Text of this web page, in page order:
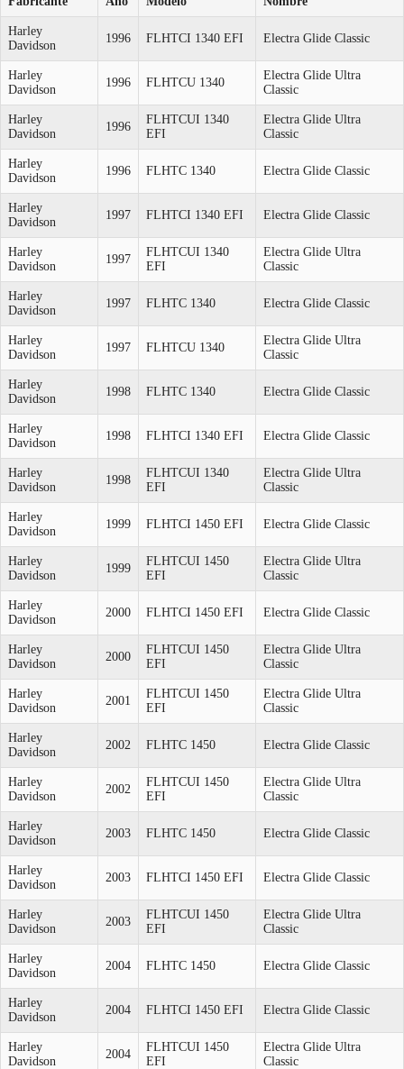
Harley
Davidson
1996 FLHTCI 1340 EFI Electra Glide Classic
Harley
Davidson
1996 FLHTCU 1340
Electra Glide Ultra
Classic
Harley
Davidson
1996
FLHTCUI 1340
EFI
Electra Glide Ultra
Classic
Harley
Davidson
1996 FLHTC 1340 Electra Glide Classic
Harley
Davidson
1997 FLHTCI 1340 EFI Electra Glide Classic
Harley
Davidson
1997
FLHTCUI 1340
EFI
Electra Glide Ultra
Classic
Harley
Davidson
1997 FLHTC 1340 Electra Glide Classic
Harley
Davidson
1997 FLHTCU 1340
Electra Glide Ultra
Classic
Harley
Davidson
1998 FLHTC 1340 Electra Glide Classic
Harley
Davidson
1998 FLHTCI 1340 EFI Electra Glide Classic
Harley
Davidson
1998
FLHTCUI 1340
EFI
Electra Glide Ultra
Classic
Harley
Davidson
1999 FLHTCI 1450 EFI Electra Glide Classic
Harley
Davidson
1999
FLHTCUI 1450
EFI
Electra Glide Ultra
Classic
Harley
Davidson
2000 FLHTCI 1450 EFI Electra Glide Classic
Harley
Davidson
2000
FLHTCUI 1450
EFI
Electra Glide Ultra
Classic
Harley
Davidson
2001
FLHTCUI 1450
EFI
Electra Glide Ultra
Classic
Harley
Davidson
2002 FLHTC 1450 Electra Glide Classic
Harley
Davidson
2002
FLHTCUI 1450
EFI
Electra Glide Ultra
Classic
Harley
Davidson
2003 FLHTC 1450 Electra Glide Classic
Harley
Davidson
2003 FLHTCI 1450 EFI Electra Glide Classic
Harley
Davidson
2003
FLHTCUI 1450
EFI
Electra Glide Ultra
Classic
Harley
Davidson
2004 FLHTC 1450 Electra Glide Classic
Harley
Davidson
2004 FLHTCI 1450 EFI Electra Glide Classic
Harley
Davidson
2004
FLHTCUI 1450
EFI
Electra Glide Ultra
Classic